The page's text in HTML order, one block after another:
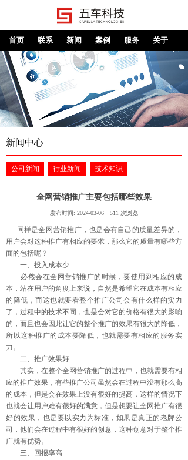
首页 联系 新闻 案例 服务 关于
新闻中心
公司新闻 行业新闻 技术知识
全网营销推广主要包括哪些效果
发布时间: 2024-03-06 511 次浏览
同样是全网营销推广，也是会有自己的质量差异的，
用户会对这种推广有相应的要求，那么它的质量有哪些方
面的包括呢？
一、投入成本少
必然会在全网营销推广的时候，要使用到相应的成
本，站在用户的角度上来说，自然是希望它在成本有相应
的降低，而这也就要看整个推广公司会有什么样的实力
了，过程中的技术不同，也是会对它的价格有很大的影响
的，而且也会因此让它的整个推广的效果有很大的降低，
所以这种推广的成本要降低，也就需要有相应的服务实
力。
二、推广效果好
其实，在整个全网营销推广的过程中，也就需要有相
应的推广效果，有些推广公司虽然会在过程中没有那么高
的成本，但是会在效果上没有很好的提高，这样的情况下
也就会让用户难有很好的满意，但是想要让全网推广有很
好的效果，也是要以实力为标准，如果是真正的老牌公
司，他们会在过程中有很好的创意，这种创意对于整个推
广就有优势。
三、回报率高